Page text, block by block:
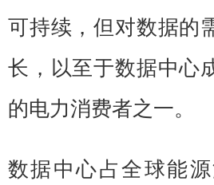
可持续，但对数据的
长，以至于数据中心
的电力消费者之一。
数据中心占全球能